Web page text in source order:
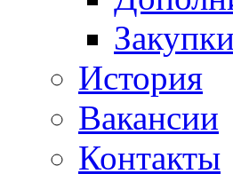
Закупки
История
Вакансии
Контакты